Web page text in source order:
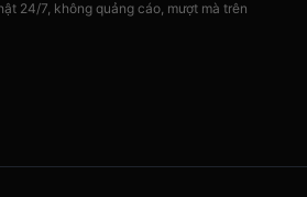
24/7, không quảng cáo, mượt mà trên